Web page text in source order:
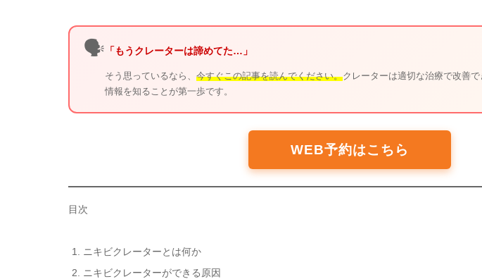
🗣️ 「もうクレーターは諦めてた…」
そう思っているなら、 今すぐこの記事を読んでください。クレーターは適切な治療で改善
情報を知ることが第一歩です。
WEB予約はこちら
目次
ニキビクレーターとは何か
ニキビクレーターができる原因